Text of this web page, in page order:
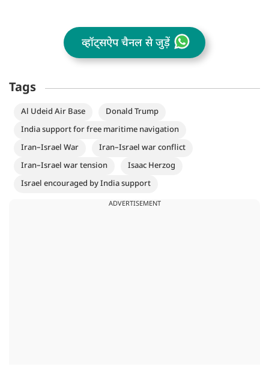
व्हॉट्सऐप चैनल से जुड़ें
Tags
Al Udeid Air Base
Donald Trump
India support for free maritime navigation
Iran–Israel War
Iran–Israel war conflict
Iran–Israel war tension
Isaac Herzog
Israel encouraged by India support
ADVERTISEMENT